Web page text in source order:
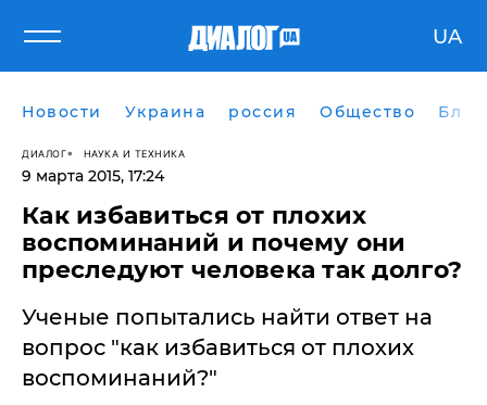
UA
Новости Украина россия Общество
ДИАЛОГ НАУКА И ТЕХНИКА
9 марта 2015, 17:24
Как избавиться от плохих
воспоминаний и почему они
преследуют человека так долго?
Ученые попытались найти ответ на
вопрос "как избавиться от плохих
воспоминаний?"